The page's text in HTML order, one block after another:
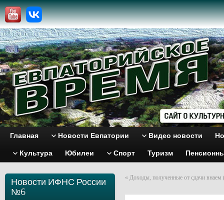
Главная Новости Евпатории Видео новости
Культура Юбилеи Спорт Туризм
Новости ИФНС России
№6
« Доходы, полученные от сдачи внаем